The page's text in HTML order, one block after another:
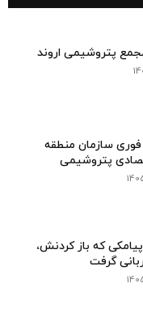
پتروشیمی اروند
فوری سازمان منطقه
پتروشیمی
که باز کردنش،
گرفت